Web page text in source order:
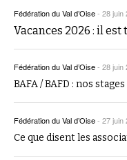
Fédération du Val d’Oise- 28 juin
Vacances 2026 : il
Fédération du Val d’Oise- 28 juin
BAFA / BAFD : nos stages
Fédération du Val d’Oise- 27 juin
Ce que disent les